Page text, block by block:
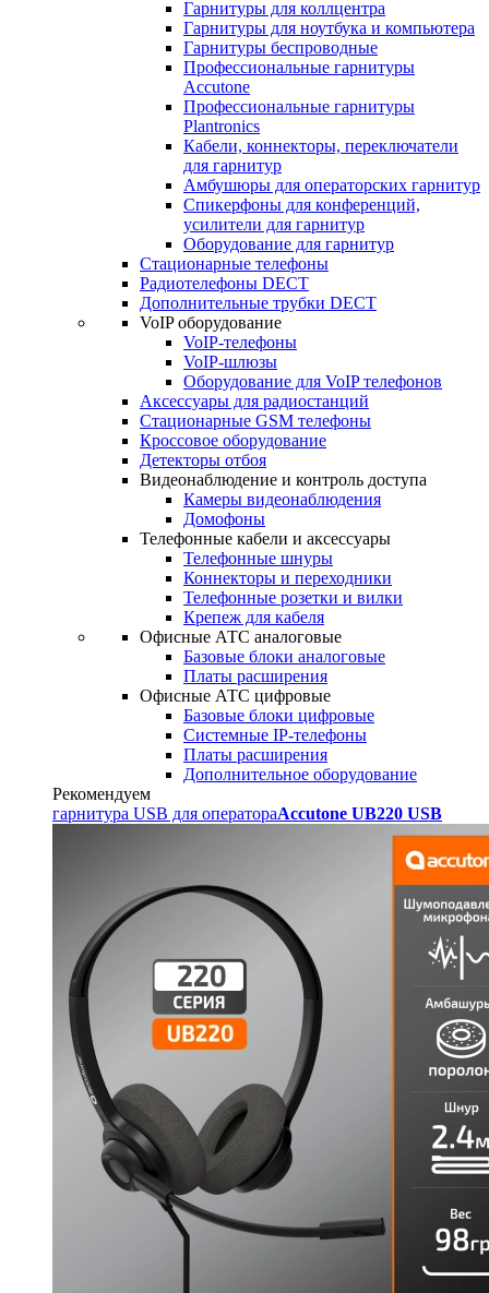
Гарнитуры для коллцентра
Гарнитуры для ноутбука и компьютера
Гарнитуры беспроводные
Профессиональные гарнитуры
Accutone
Профессиональные гарнитуры
Plantronics
Кабели, коннекторы, переключатели
для гарнитур
Амбушюры для операторских гарнитур
Cпикерфоны для конференций,
усилители для гарнитур
Оборудование для гарнитур
Стационарные телефоны
Радиотелефоны DECT
Дополнительные трубки DECT
VoIP оборудование
VoIP-телефоны
VoIP-шлюзы
Оборудование для VoIP телефонов
Аксессуары для радиостанций
Стационарные GSM телефоны
Кроссовое оборудование
Детекторы отбоя
Видеонаблюдение и контроль доступа
Камеры видеонаблюдения
Домофоны
Телефонные кабели и аксессуары
Телефонные шнуры
Коннекторы и переходники
Телефонные розетки и вилки
Крепеж для кабеля
Офисные АТС аналоговые
Базовые блоки аналоговые
Платы расширения
Офисные АТС цифровые
Базовые блоки цифровые
Системные IP-телефоны
Платы расширения
Дополнительное оборудование
Рекомендуем
гарнитура USB для оператораAccutone UB220 USB